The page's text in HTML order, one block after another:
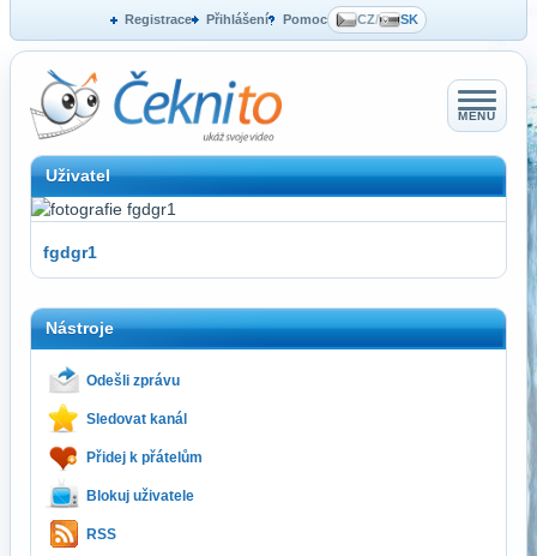
Registrace Přihlášení Pomoc CZ/ SK
MENU
Uživatel
fgdgr1
Nástroje
Odešli zprávu
Sledovat kanál
Přidej k přátelům
Blokuj uživatele
RSS